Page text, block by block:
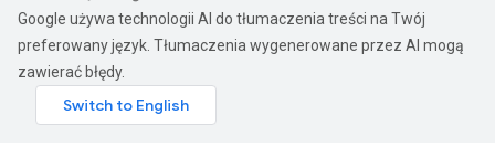
Google używa technologii AI do tłumaczenia treści na Twój
preferowany język. Tłumaczenia wygenerowane przez AI mogą
zawierać błędy.